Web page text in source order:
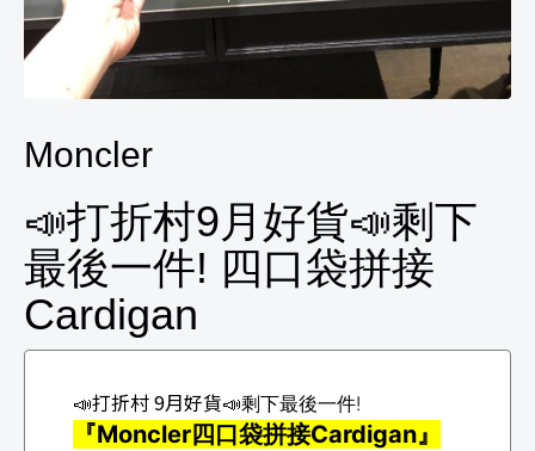
Moncler
📣打折村9月好貨📣剩下
最後一件! 四口袋拼接
Cardigan
📣打折村 9月好貨📣剩下最後一件!
『Moncler四口袋拼接Cardigan』